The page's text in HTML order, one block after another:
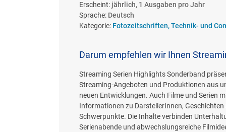
Erscheint: jährlich, 1 Ausgaben pro Jahr
Sprache: Deutsch
Kategorie: Fotozeitschriften, Technik- und
Darum empfehlen wir Ihnen
Streaming Serien Highlights Sonderband
Streaming-Angeboten und Produktionen aus
neuen Entwicklungen. Auch Filme und Serien
Informationen zu DarstellerInnen,
Schwerpunkte. Die Inhalte verbinden
Serienabende und abwechslungsreiche